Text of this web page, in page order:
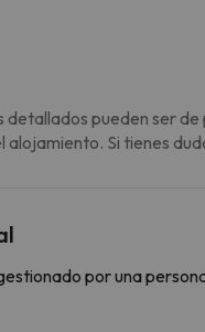
detallados pueden ser
alojamiento. Si tienes
por una